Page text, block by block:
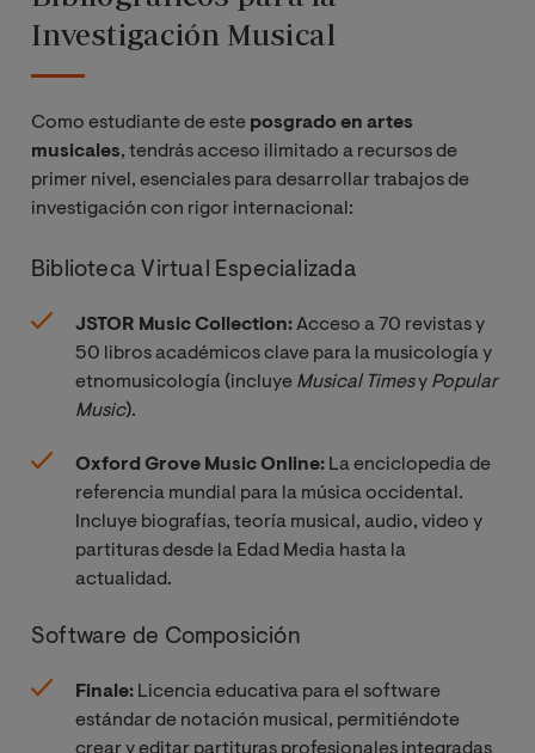
Investigación Musical
Como estudiante de este posgrado en artes
musicales, tendrás acceso ilimitado a recursos de
primer nivel, esenciales para desarrollar trabajos de
investigación con rigor internacional:
Biblioteca Virtual Especializada
JSTOR Music Collection:Acceso a 70 revistas y
50 libros académicos clave para la musicología y
etnomusicología (incluye Musical Timesy Popular
Music).
Oxford Grove Music Online: La enciclopedia de
referencia mundial para la música occidental.
Incluye biografías, teoría musical, audio, video y
partituras desde la Edad Media hasta la
actualidad.
Software de Composición
Finale: Licencia educativa para el software
estándar de notación musical, permitiéndote
crear y editar partituras profesionales integradas